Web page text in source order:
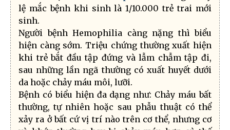
lệ mắc bệnh khi sinh là 1/10.000 trẻ trai mới
sinh.
Người bệnh Hemophilia càng nặng thì biểu
hiện càng sớm. Triệu chứng thường xuất hiện
khi trẻ bắt đầu tập đứng và lẫm chẫm tập đi,
sau những lần ngã thường có xuất huyết dưới
da hoặc chảy máu môi, lưỡi.
Bệnh có biểu hiện đa dạng như: Chảy máu bất
thường, tự nhiên hoặc sau phẫu thuật có thể
xảy ra ở bất cứ vị trí nào trên cơ thể, nhưng cơ